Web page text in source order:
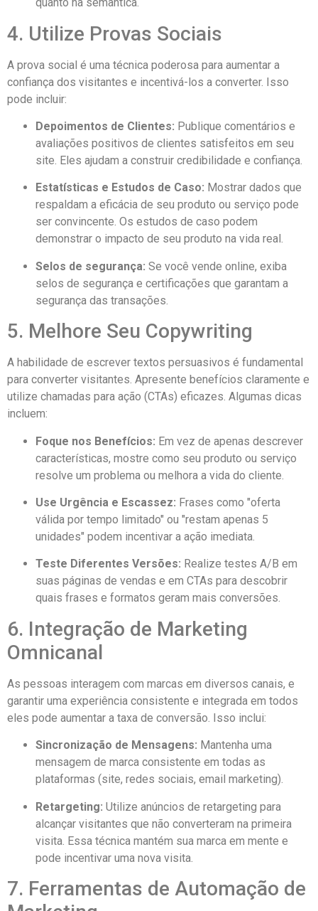
quanto na semântica.
4. Utilize Provas Sociais
A prova social é uma técnica poderosa para aumentar a
confiança dos visitantes e incentivá-los a converter. Isso
pode incluir:
Depoimentos de Clientes: Publique comentários e
avaliações positivos de clientes satisfeitos em seu
site. Eles ajudam a construir credibilidade e confiança.
Estatísticas e Estudos de Caso: Mostrar dados que
respaldam a eficácia de seu produto ou serviço pode
ser convincente. Os estudos de caso podem
demonstrar o impacto de seu produto na vida real.
Selos de segurança: Se você vende online, exiba
selos de segurança e certificações que garantam a
segurança das transações.
5. Melhore Seu Copywriting
A habilidade de escrever textos persuasivos é fundamental
para converter visitantes. Apresente benefícios claramente e
utilize chamadas para ação (CTAs) eficazes. Algumas dicas
incluem:
Foque nos Benefícios: Em vez de apenas descrever
características, mostre como seu produto ou serviço
resolve um problema ou melhora a vida do cliente.
Use Urgência e Escassez: Frases como "oferta
válida por tempo limitado" ou "restam apenas 5
unidades" podem incentivar a ação imediata.
Teste Diferentes Versões: Realize testes A/B em
suas páginas de vendas e em CTAs para descobrir
quais frases e formatos geram mais conversões.
6. Integração de Marketing
Omnicanal
As pessoas interagem com marcas em diversos canais, e
garantir uma experiência consistente e integrada em todos
eles pode aumentar a taxa de conversão. Isso inclui:
Sincronização de Mensagens: Mantenha uma
mensagem de marca consistente em todas as
plataformas (site, redes sociais, email marketing).
Retargeting: Utilize anúncios de retargeting para
alcançar visitantes que não converteram na primeira
visita. Essa técnica mantém sua marca em mente e
pode incentivar uma nova visita.
7. Ferramentas de Automação de